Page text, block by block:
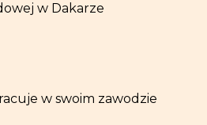
w Dakarze
w swoim zawodzie